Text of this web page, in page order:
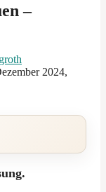
–
2024,